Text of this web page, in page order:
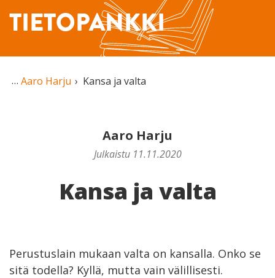
TIETOPANKKI
Aaro Harju Kansa ja valta
Aaro Harju
Julkaistu 11.11.2020
Kansa ja valta
Perustuslain mukaan valta on kansalla. Onko se
sitä todella? Kyllä, mutta vain välillisesti.